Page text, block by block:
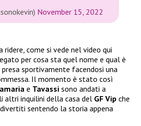
November 15, 2022
come si vede nel video qui
per cosa sta quel nome e qual è
presa sportivamente facendosi una
Il momento è stato così
e Tavassi sono andati a
inquilini della casa del GF Vip che
sentendo la storia appena